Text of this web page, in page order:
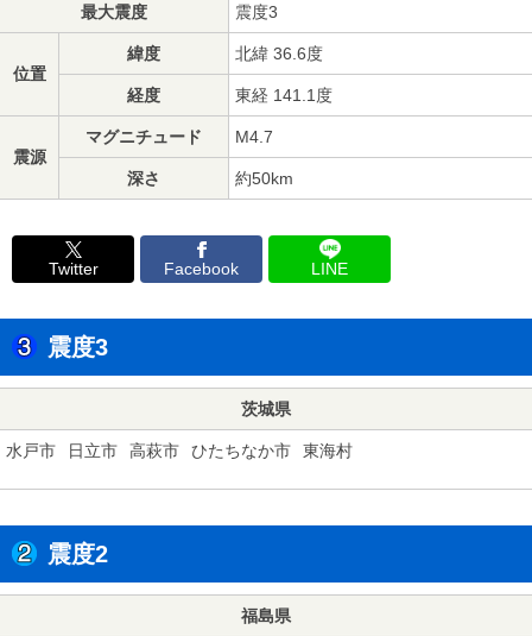
最大震度 震度3
位置
緯度 北緯 36.6度
経度 東経 141.1度
震源
マグニチュード M4.7
深さ 約50km
Twitter Facebook LINE
震度3
茨城県
水戸市 日立市 高萩市 ひたちなか市 東海村
震度2
福島県